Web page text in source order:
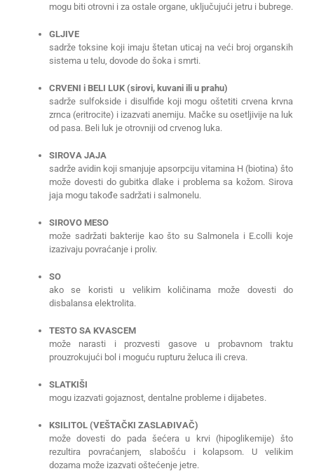
mogu biti otrovni i za ostale organe, uključujući jetru i bubrege.
GLJIVE
sadrže toksine koji imaju štetan uticaj na veći broj organskih
sistema u telu, dovode do šoka i smrti.
CRVENI i BELI LUK (sirovi, kuvani ili u prahu)
sadrže sulfokside i disulfide koji mogu oštetiti crvena krvna
zrnca (eritrocite) i izazvati anemiju. Mačke su osetljivije na luk
od pasa. Beli luk je otrovniji od crvenog luka.
SIROVA JAJA
sadrže avidin koji smanjuje apsorpciju vitamina H (biotina) što
može dovesti do gubitka dlake i problema sa kožom. Sirova
jaja mogu takođe sadržati i salmonelu.
SIROVO MESO
može sadržati bakterije kao što su Salmonela i E.colli koje
izazivaju povraćanje i proliv.
SO
ako se koristi u velikim količinama može dovesti do
disbalansa elektrolita.
TESTO SA KVASCEM
može narasti i prozvesti gasove u probavnom traktu
prouzrokujući bol i moguću rupturu želuca ili creva.
SLATKIŠI
mogu izazvati gojaznost, dentalne probleme i dijabetes.
KSILITOL (VEŠTAČKI ZASLAĐIVAČ)
može dovesti do pada šećera u krvi (hipoglikemije) što
rezultira povraćanjem, slabošću i kolapsom. U velikim
dozama može izazvati oštećenje jetre.